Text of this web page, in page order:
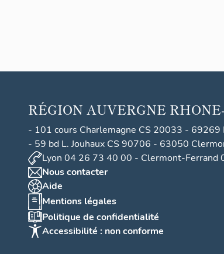
RÉGION AUVERGNE
- 101 cours Charlemagne CS 20033 - 69269
- 59 bd L. Jouhaux CS 90706 - 63050
Lyon 04 26 73 40 00 - Clermont-Ferrand
Nous contacter
Aide
Mentions légales
Politique de confidentialité
Accessibilité : non conforme